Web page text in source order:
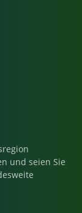
und seien Sie